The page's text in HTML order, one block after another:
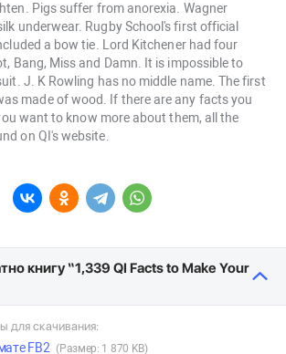
Pigs suffer from anorexia. Wagner
underwear. Rugby School's first official
a bow tie. Lord Kitchener had four
Bang, Miss and Damn. It is impossible to
J. K Rowling has no middle name. The first
made of wood. If there are any facts you
want to know more about them, all the
on QI's website.
книгу “1,339 QI Facts to Make Your
для скачивания:
FB2 (Размер: 1 870 KB)